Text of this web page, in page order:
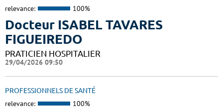
relevance: 100%
Docteur ISABEL TAVARES
FIGUEIREDO
PRATICIEN HOSPITALIER
29/04/2026 09:50
PROFESSIONNELS DE SANTÉ
relevance: 100%